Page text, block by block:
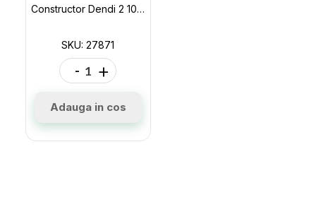
Constructor Dendi 2 102piese 27871
SKU: 27871
- +
Adauga in cos